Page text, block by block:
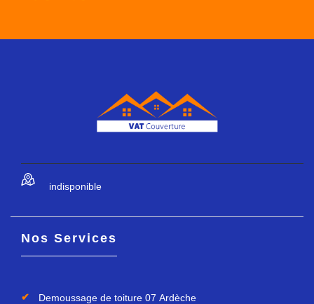
indisponible
Nos Services
Demoussage de toiture 07 Ardèche